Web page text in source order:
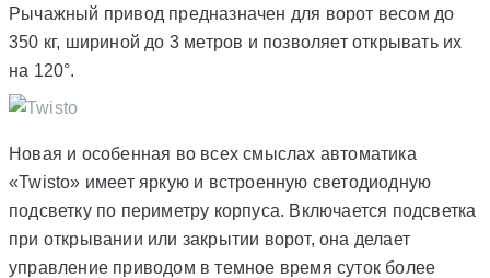
Рычажный привод предназначен для ворот весом до
350 кг, шириной до 3 метров и позволяет открывать их
на 120°.
Новая и особенная во всех смыслах автоматика
«Twisto» имеет яркую и встроенную светодиодную
подсветку по периметру корпуса. Включается подсветка
при открывании или закрытии ворот, она делает
управление приводом в темное время суток более